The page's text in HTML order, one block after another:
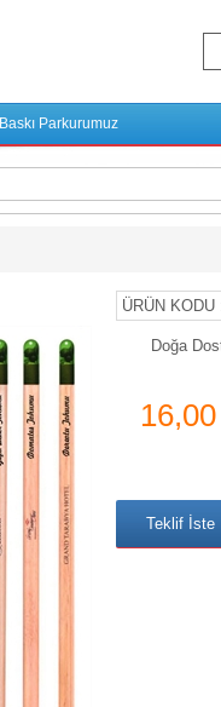
Baskı Parkurumuz
ÜRÜN KODU
Doğa
16,00